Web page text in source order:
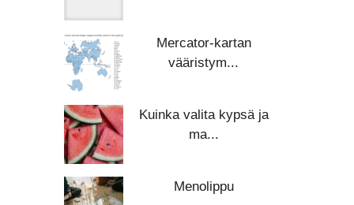
Mercator-kartan
vääristym...
Kuinka valita kypsä ja
ma...
Menolippu